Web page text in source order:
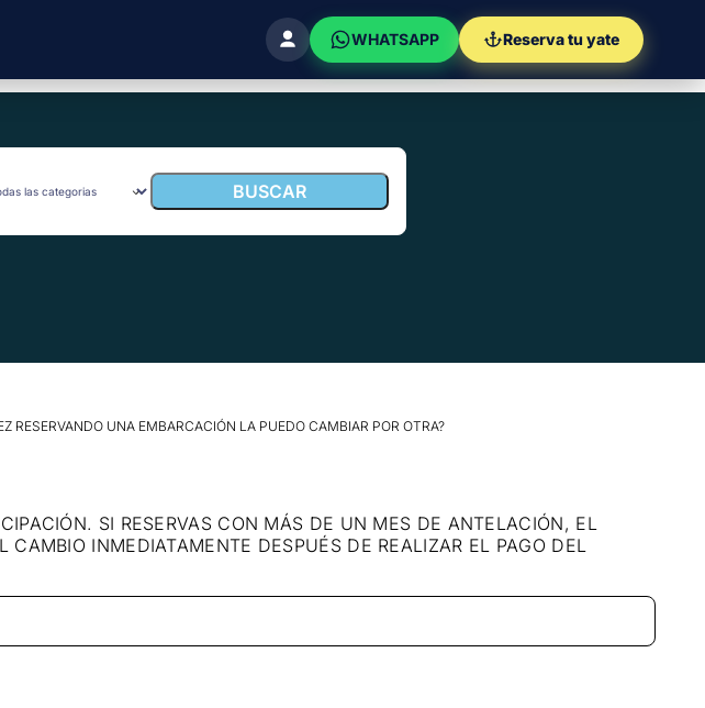
WHATSAPP Reserva tu yate
RESERVANDO UNA EMBARCACIÓN LA PUEDO CAMBIAR POR OTRA?
SI RESERVAS CON MÁS DE UN MES DE ANTELACIÓN, EL
CAMBIO INMEDIATAMENTE DESPUÉS DE REALIZAR EL PAGO DEL